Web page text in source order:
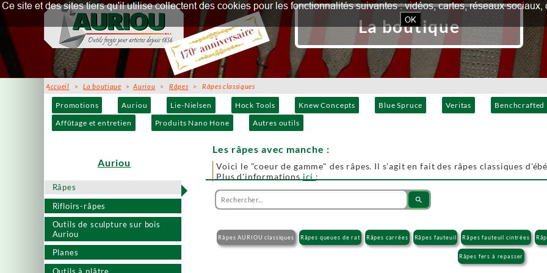
Promotions Auriou Lie-Nielsen Hock Tools Knew Concepts Blue Spruce Veritas Benchcrafted
Affûtage et entretien
Produits Nano Hone Autres outils
Râpes
Rifloirs-râpes
Outils de sculpture sur bois
Auriou
Planes
Outils à plâtre
La boutique
Accueil >La boutique >Auriou >Râpes > Râpes classiques
Les râpes avec manche :
Voici le "coeur de gamme" des râpes. Il s'agit en fait des râpes classiques
Plus d'informations ici :
Auriou
search
Râpes AURIOU classiques Râpes queues de rat Râpes carrées Râpes fauteuil Râpes fauteuil cintrées
Râpes fers à repasser
Ce site et des sites tiers qu'il utilise collectent des cookies pour les fonctionnalités suivantes : vidéos, cartes, réseaux
OK